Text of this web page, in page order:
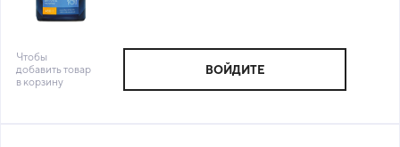
Чтобы
добавить товар
в корзину
ВОЙДИТЕ